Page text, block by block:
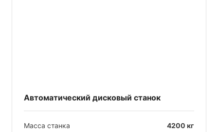
Автоматический дисковый станок
Масса станка
4200 кг